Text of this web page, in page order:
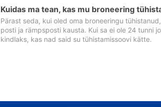
Kuidas ma tean, kas mu broneering
Pärast seda, kui oled oma broneeringu
posti ja rämpsposti kausta. Kui sa ei ole 24 tunni
kindlaks, kas nad said su tühistamissoovi kätte.